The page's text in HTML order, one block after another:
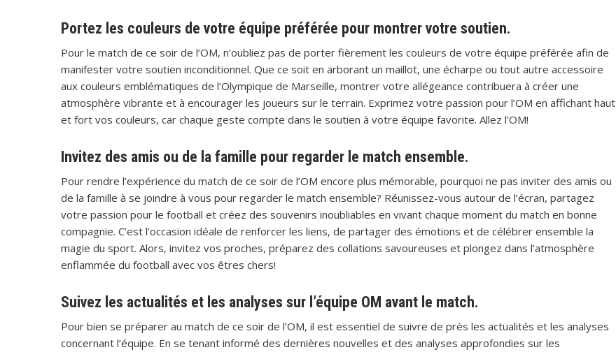
Portez les couleurs de votre équipe préférée pour montrer votre soutien.
Pour le match de ce soir de l’OM, n’oubliez pas de porter fièrement les couleurs de votre équipe préférée afin de
manifester votre soutien inconditionnel. Que ce soit en arborant un maillot, une écharpe ou tout autre accessoire
aux couleurs emblématiques de l’Olympique de Marseille, montrer votre allégeance contribuera à créer une
atmosphère vibrante et à encourager les joueurs sur le terrain. Exprimez votre passion pour l’OM en affichant haut
et fort vos couleurs, car chaque geste compte dans le soutien à votre équipe favorite. Allez l’OM!
Invitez des amis ou de la famille pour regarder le match ensemble.
Pour rendre l’expérience du match de ce soir de l’OM encore plus mémorable, pourquoi ne pas inviter des amis ou
de la famille à se joindre à vous pour regarder le match ensemble? Réunissez-vous autour de l’écran, partagez
votre passion pour le football et créez des souvenirs inoubliables en vivant chaque moment du match en bonne
compagnie. C’est l’occasion idéale de renforcer les liens, de partager des émotions et de célébrer ensemble la
magie du sport. Alors, invitez vos proches, préparez des collations savoureuses et plongez dans l’atmosphère
enflammée du football avec vos êtres chers!
Suivez les actualités et les analyses sur l’équipe OM avant le match.
Pour bien se préparer au match de ce soir de l’OM, il est essentiel de suivre de près les actualités et les analyses
concernant l’équipe. En se tenant informé des dernières nouvelles et des analyses approfondies sur les